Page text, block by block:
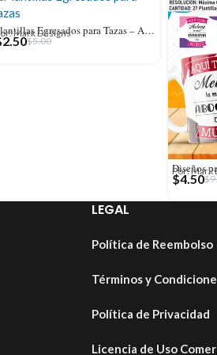
Plantillas Egresados para Tazas – Año editables
Mark Designs
$5.00
2.50
Diseños
Por: Mark
$
$4.50
LEGAL
Política de Reembolso
Términos y
Política de Privacidad
Licencia de Uso